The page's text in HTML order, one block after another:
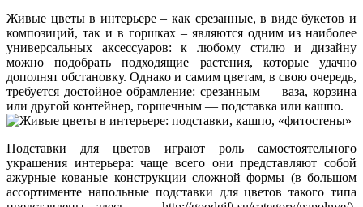
Живые цветы в интерьере – как срезанные, в виде букетов и
композиций, так и в горшках – являются одним из наиболее
универсальных аксессуаров: к любому стилю и дизайну
можно подобрать подходящие растения, которые удачно
дополнят обстановку. Однако и самим цветам, в свою очередь,
требуется достойное обрамление: срезанным — ваза, корзина
или другой контейнер, горшечным — подставка или кашпо.
Подставки для цветов играют роль самостоятельного
украшения интерьера: чаще всего они представляют собой
ажурные кованые конструкции сложной формы (в большом
ассортименте напольные подставки для цветов такого типа